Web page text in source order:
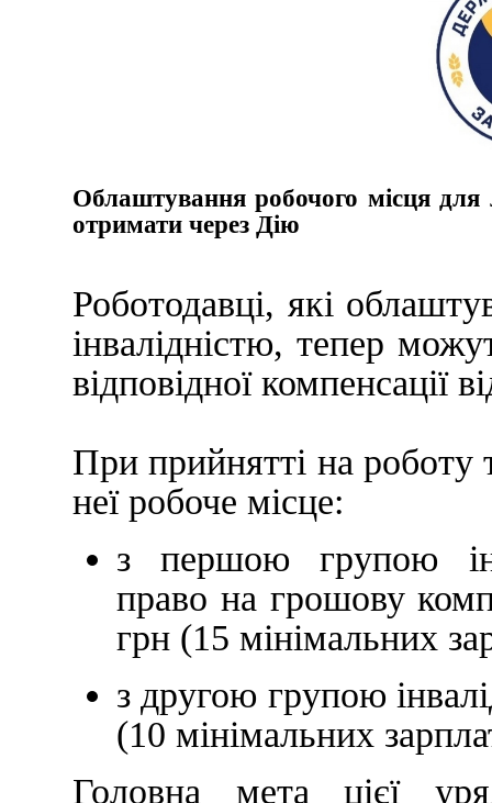
Облаштування робочого місця
отримати через Дію
Роботодавці, які
інвалідністю, тепер
відповідної компенсації
При прийнятті на роботу
неї робоче місце:
з першою групою
право на грошову
грн (15 мінімальних
з другою групою
(10 мінімальних
Головна мета цієї